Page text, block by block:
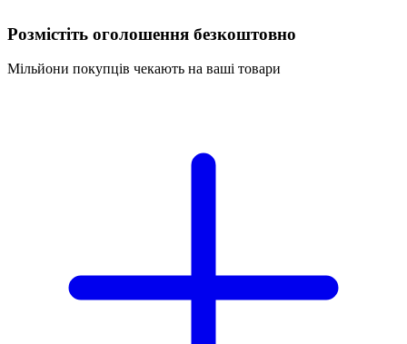
Розмістіть оголошення безкоштовно
Мільйони покупців чекають на ваші товари